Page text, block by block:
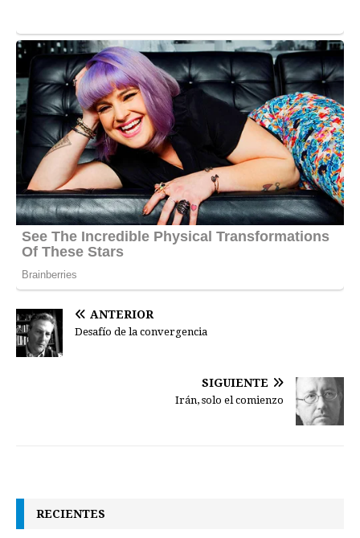
ANTERIOR
Desafío de la convergencia
SIGUIENTE
Irán, solo el comienzo
RECIENTES